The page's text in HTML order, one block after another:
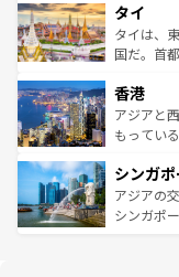
リティに
覧を参照
急速な発
ーチミン
醸し出し
とつ。フ
ひ現地で
が旅行者
参照してほ
タイ
タイは、
国だ。首
の活気が
帯で自然
いビーチ
激する。
が待って
た文化、
香港
アジアと
もってい
み、どこ
ており、
うな絶景
シンガ
アジアの
シンガポ